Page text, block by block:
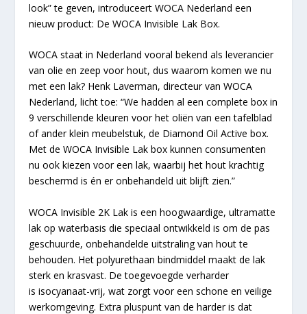
look” te geven, introduceert WOCA Nederland een
nieuw product: De WOCA Invisible Lak Box.
WOCA staat in Nederland vooral bekend als leverancier
van olie en zeep voor hout, dus waarom komen we nu
met een lak? Henk Laverman, directeur van WOCA
Nederland, licht toe: “We hadden al een complete box in
9 verschillende kleuren voor het oliën van een tafelblad
of ander klein meubelstuk, de Diamond Oil Active box.
Met de WOCA Invisible Lak box kunnen consumenten
nu ook kiezen voor een lak, waarbij het hout krachtig
beschermd is én er onbehandeld uit blijft zien.”
WOCA Invisible 2K Lak is een hoogwaardige, ultramatte
lak op waterbasis die speciaal ontwikkeld is om de pas
geschuurde, onbehandelde uitstraling van hout te
behouden. Het polyurethaan bindmiddel maakt de lak
sterk en krasvast. De toegevoegde verharder
is isocyanaat-vrij, wat zorgt voor een schone en veilige
werkomgeving. Extra pluspunt van de harder is dat